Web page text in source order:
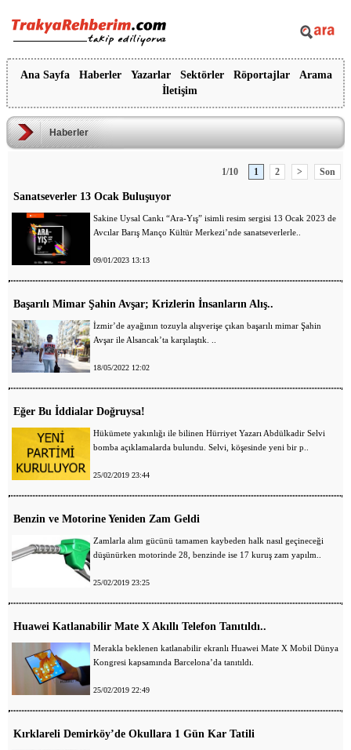
Ana Sayfa Haberler Yazarlar Sektörler Röportajlar
Arama
İletişim
Haberler
1/10 1 2 > Son
Sanatseverler 13 Ocak Buluşuyor
Sakine Uysal Cankı “Ara-Yış” isimli resim sergisi 13 Ocak 2023 de
Avcılar Barış Manço Kültür Merkezi’nde sanatseverlerle..
09/01/2023 13:13
Başarılı Mimar Şahin Avşar; Krizlerin İnsanların Alış..
İzmir’de ayağının tozuyla alışverişe çıkan başarılı mimar Şahin
Avşar ile Alsancak’ta karşılaştık. ..
18/05/2022 12:02
Eğer Bu İddialar Doğruysa!
Hükümete yakınlığı ile bilinen Hürriyet Yazarı Abdülkadir Selvi
bomba açıklamalarda bulundu. Selvi, köşesinde yeni bir p..
25/02/2019 23:44
Benzin ve Motorine Yeniden Zam Geldi
Zamlarla alım gücünü tamamen kaybeden halk nasıl geçineceği
düşünürken motorinde 28, benzinde ise 17 kuruş zam yapılm..
25/02/2019 23:25
Huawei Katlanabilir Mate X Akıllı Telefon Tanıtıldı..
Merakla beklenen katlanabilir ekranlı Huawei Mate X Mobil Dünya
Kongresi kapsamında Barcelona’da tanıtıldı.
25/02/2019 22:49
Kırklareli Demirköy’de Okullara 1 Gün Kar Tatili